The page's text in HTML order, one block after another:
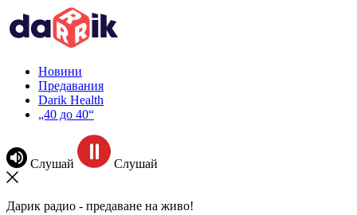
Новини
Предавания
Darik Health
„40 до 40“
Слушай Слушай
Дарик радио - предаване на живо!